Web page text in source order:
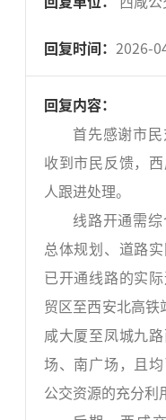
回复时间： 2026-
回复内容：
首先感谢市
收到市民反馈，
人跟进处理。
线路开通需
总体规划、道路
已开通线路的实
贸区至西安北高
咸大厦至凤城九
场、南广场，且
公交资源的充分利